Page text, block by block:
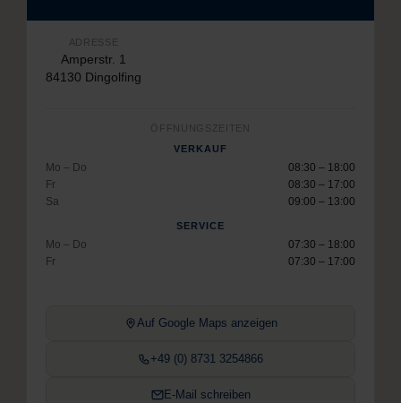
ADRESSE
Amperstr. 1
84130 Dingolfing
ÖFFNUNGSZEITEN
VERKAUF
Mo – Do
08:30 – 18:00
Fr
08:30 – 17:00
Sa
09:00 – 13:00
SERVICE
Mo – Do
07:30 – 18:00
Fr
07:30 – 17:00
Auf Google Maps anzeigen
+49 (0) 8731 3254866
E-Mail schreiben